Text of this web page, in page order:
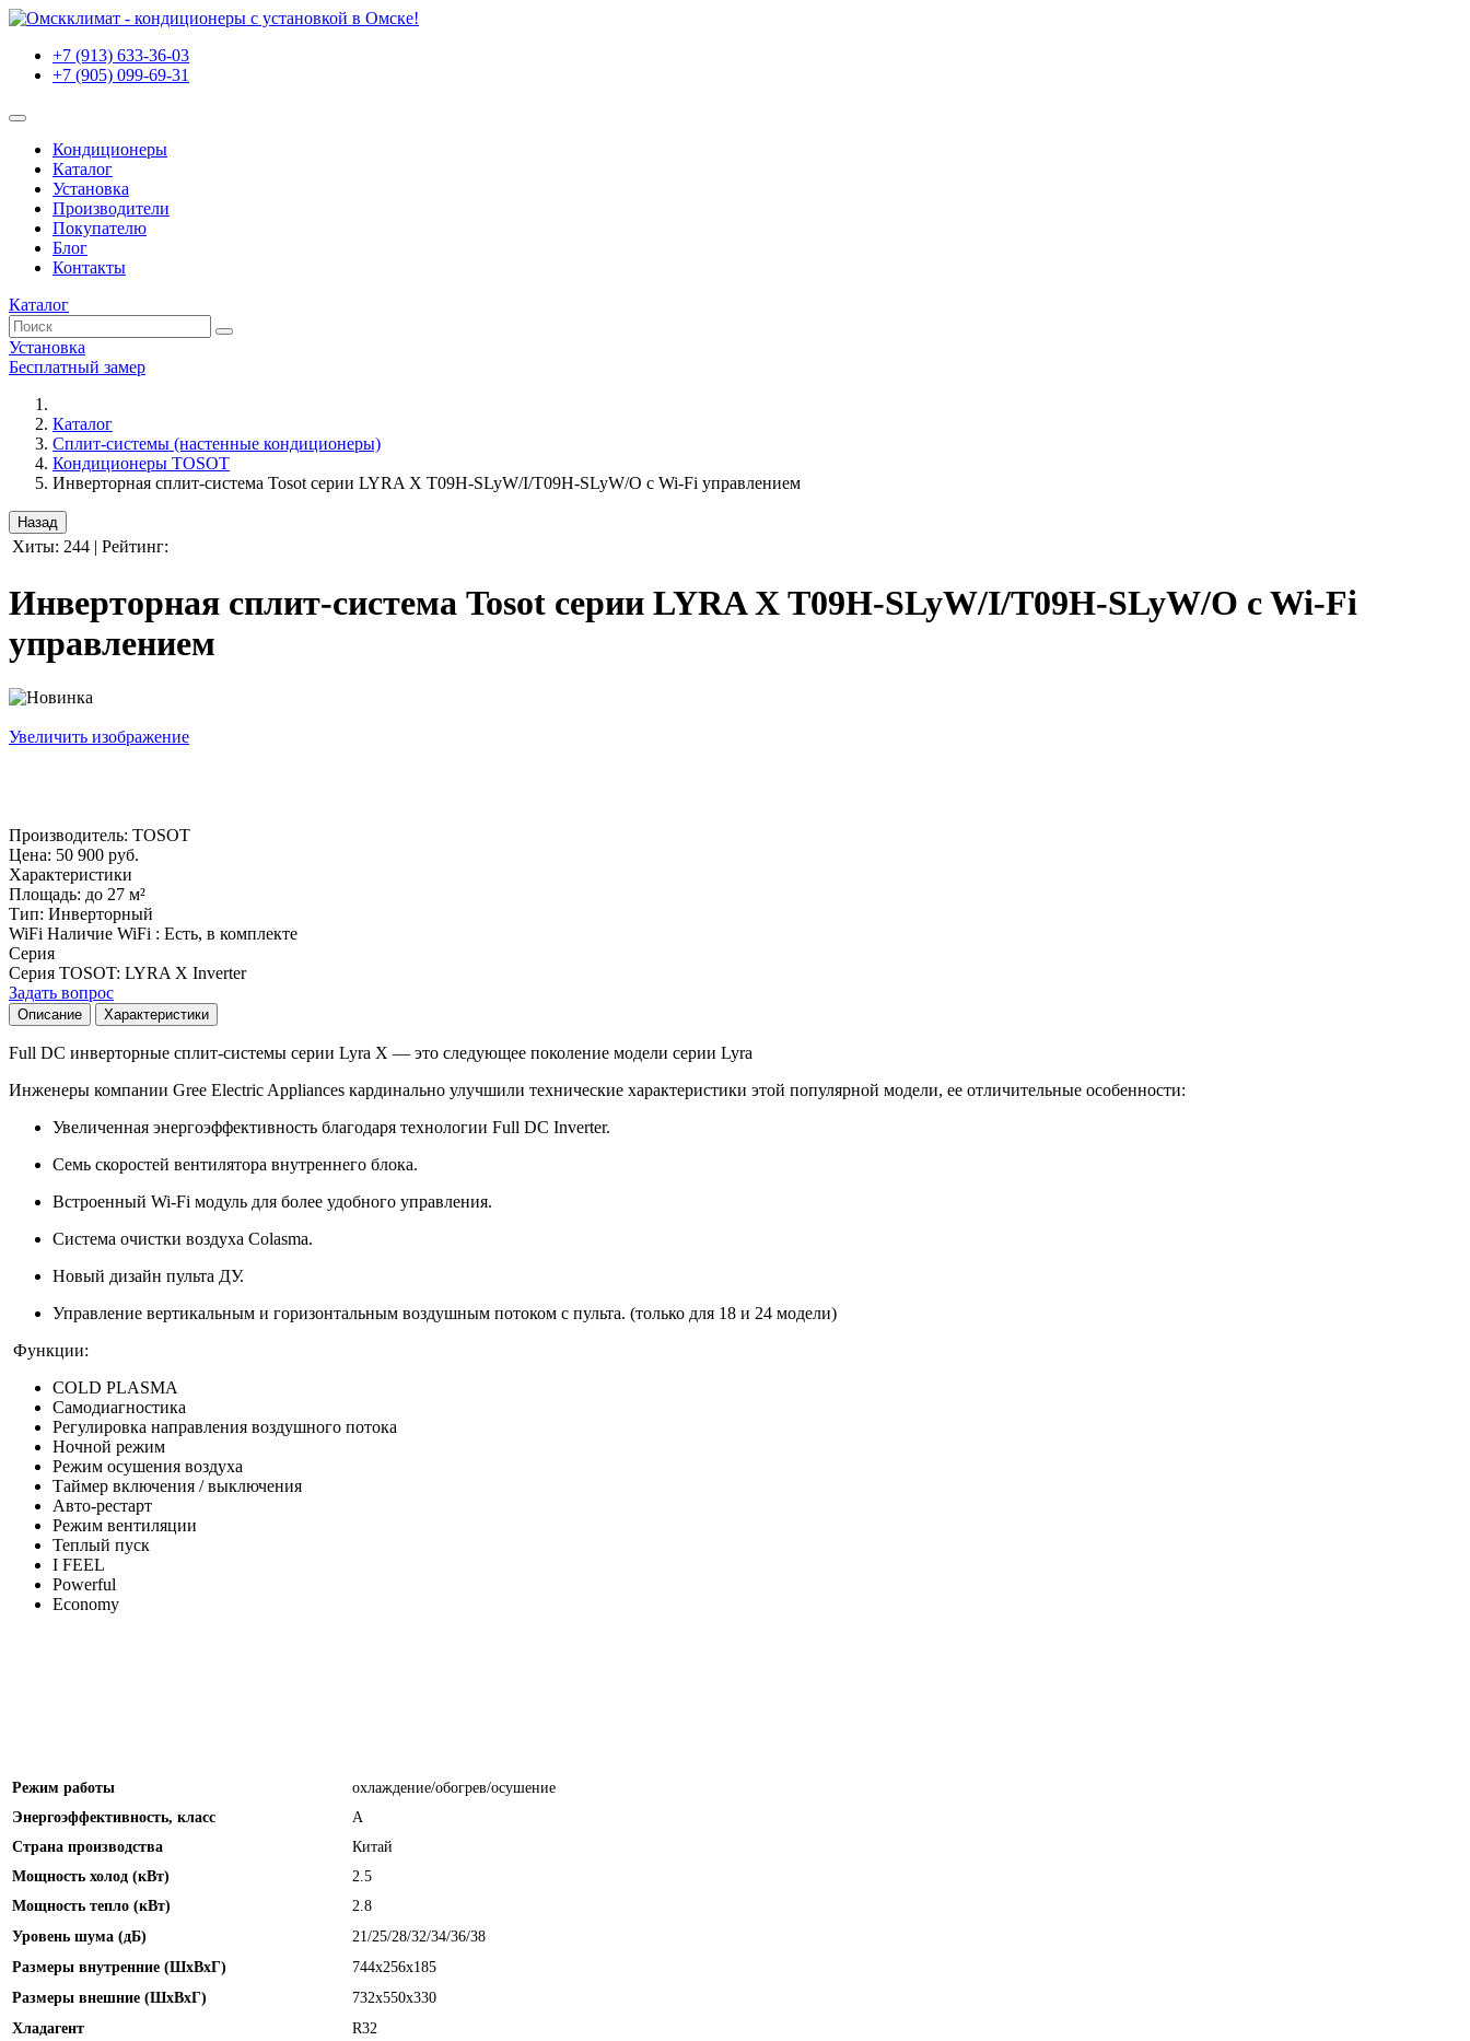
+7 (913) 633-36-03
+7 (905) 099-69-31
Кондиционеры
Каталог
Установка
Производители
Покупателю
Блог
Контакты
Каталог
Установка
Бесплатный замер
Каталог
Сплит-системы (настенные кондиционеры)
Кондиционеры TOSOT
Инверторная сплит-система Tosot серии LYRA X T09H-SLyW/I/T09H-SLyW/O c Wi-Fi управлением
Хиты: 244 | Рейтинг:
Инверторная сплит-система Tosot серии LYRA X T09H-SLyW/I/T09H-SLyW/O c Wi-Fi
управлением
Увеличить изображение
Производитель: TOSOT
Цена: 50 900 руб.
Характеристики
Площадь: до 27 м²
Тип: Инверторный
WiFi Наличие WiFi : Есть, в комплекте
Серия
Серия TOSOT: LYRA X Inverter
Задать вопрос
Описание Характеристики
Full DC инверторные сплит-системы серии Lyra X — это следующее поколение модели серии Lyra
Инженеры компании Gree Electric Appliances кардинально улучшили технические характеристики этой популярной модели, ее отличительные особенности:
Увеличенная энергоэффективность благодаря технологии Full DC Inverter.
Семь скоростей вентилятора внутреннего блока.
Встроенный Wi-Fi модуль для более удобного управления.
Система очистки воздуха Colasma.
Новый дизайн пульта ДУ.
Управление вертикальным и горизонтальным воздушным потоком с пульта. (только для 18 и 24 модели)
Функции:
COLD PLASMA
Самодиагностика
Регулировка направления воздушного потока
Ночной режим
Режим осушения воздуха
Таймер включения / выключения
Авто-рестарт
Режим вентиляции
Теплый пуск
I FEEL
Powerful
Economy
Режим работы
охлаждение/обогрев/осушение
Энергоэффективность, класс
А
Страна производства
Китай
Мощность холод (кВт)
2.5
Мощность тепло (кВт)
2.8
Уровень шума (дБ)
21/25/28/32/34/36/38
Размеры внутренние (ШхВхГ)
744x256х185
Размеры внешние (ШхВхГ)
732x550x330
Хладагент
R32